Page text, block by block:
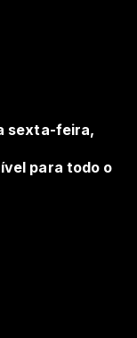
sexta-feira,
para todo o